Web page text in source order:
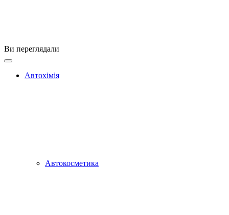
Ви переглядали
Автохімія
Автокосметика